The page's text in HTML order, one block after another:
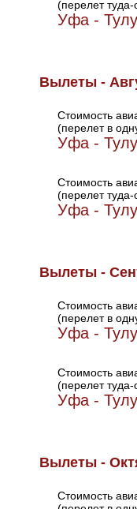
(перелет
Уфа -
Вылеты -
Стоимость
(перелет в
Уфа -
Стоимость
(перелет
Уфа -
Вылеты -
Стоимость
(перелет в
Уфа -
Стоимость
(перелет
Уфа -
Вылеты -
Стоимость